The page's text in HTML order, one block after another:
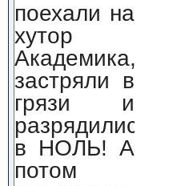
поехали на
хутор
Академика,
застряли в
грязи и
разрядились
в НОЛЬ! А
потом